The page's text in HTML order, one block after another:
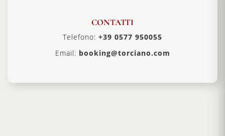
CONTATTI
Telefono: +39 0577 950055
Email: booking@torciano.com